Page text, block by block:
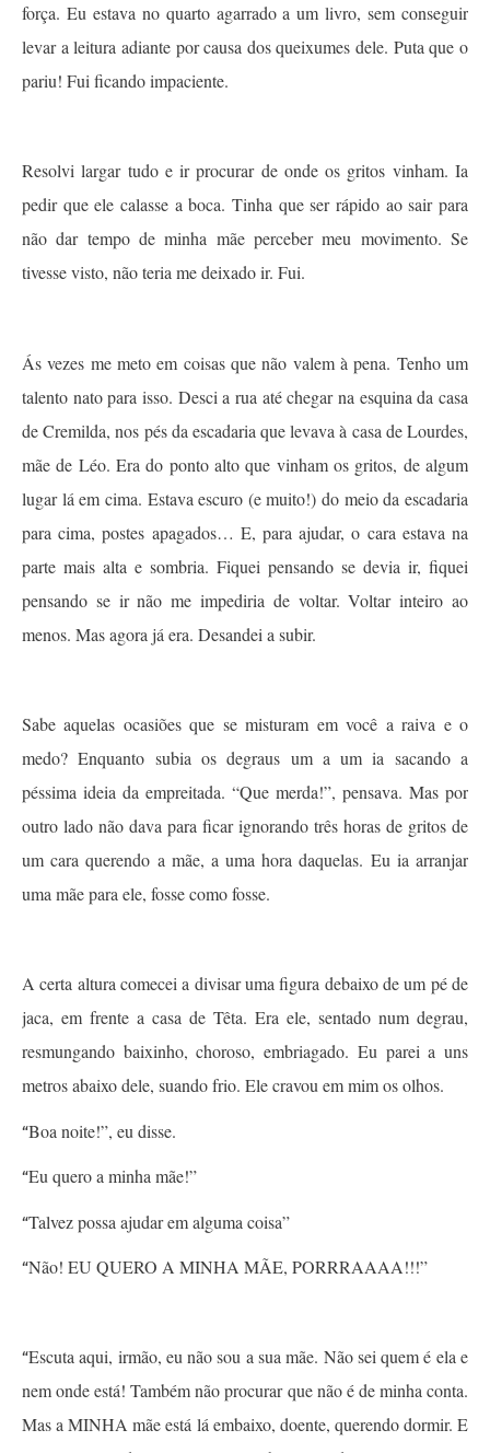
força. Eu estava no quarto agarrado a um livro, sem conseguir
levar a leitura adiante por causa dos queixumes dele. Puta que o
pariu! Fui ficando impaciente.
Resolvi largar tudo e ir procurar de onde os gritos vinham. Ia
pedir que ele calasse a boca. Tinha que ser rápido ao sair para
não dar tempo de minha mãe perceber meu movimento. Se
tivesse visto, não teria me deixado ir. Fui.
Ás vezes me meto em coisas que não valem à pena. Tenho um
talento nato para isso. Desci a rua até chegar na esquina da casa
de Cremilda, nos pés da escadaria que levava à casa de Lourdes,
mãe de Léo. Era do ponto alto que vinham os gritos, de algum
lugar lá em cima. Estava escuro (e muito!) do meio da escadaria
para cima, postes apagados… E, para ajudar, o cara estava na
parte mais alta e sombria. Fiquei pensando se devia ir, fiquei
pensando se ir não me impediria de voltar. Voltar inteiro ao
menos. Mas agora já era. Desandei a subir.
Sabe aquelas ocasiões que se misturam em você a raiva e o
medo? Enquanto subia os degraus um a um ia sacando a
péssima ideia da empreitada. “Que merda!”, pensava. Mas por
outro lado não dava para ficar ignorando três horas de gritos de
um cara querendo a mãe, a uma hora daquelas. Eu ia arranjar
uma mãe para ele, fosse como fosse.
A certa altura comecei a divisar uma figura debaixo de um pé de
jaca, em frente a casa de Têta. Era ele, sentado num degrau,
resmungando baixinho, choroso, embriagado. Eu parei a uns
metros abaixo dele, suando frio. Ele cravou em mim os olhos.
“Boa noite!”, eu disse.
“Eu quero a minha mãe!”
“Talvez possa ajudar em alguma coisa”
“Não! EU QUERO A MINHA MÃE, PORRRAAAA!!!”
“Escuta aqui, irmão, eu não sou a sua mãe. Não sei quem é ela e
nem onde está! Também não procurar que não é de minha conta.
Mas a MINHA mãe está lá embaixo, doente, querendo dormir. E